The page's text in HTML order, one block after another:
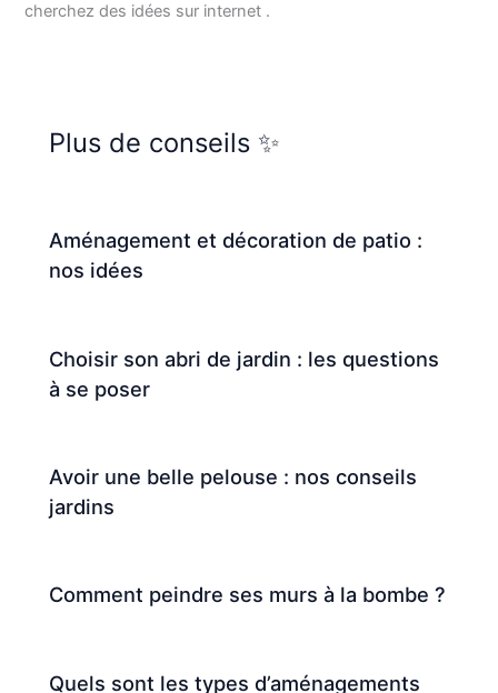
cherchez des idées sur internet .
Plus de conseils ✨
Aménagement et décoration de patio :
nos idées
Choisir son abri de jardin : les questions
à se poser
Avoir une belle pelouse : nos conseils
jardins
Comment peindre ses murs à la bombe ?
Quels sont les types d’aménagements